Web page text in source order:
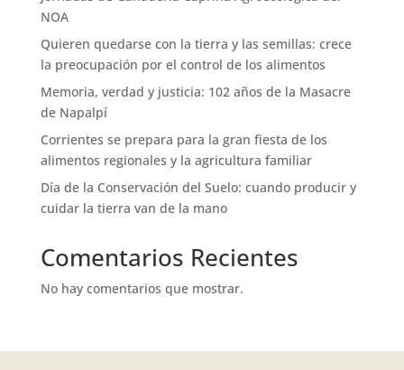
NOA
Quieren quedarse con la tierra y las semillas: crece
la preocupación por el control de los alimentos
Memoria, verdad y justicia: 102 años de la Masacre
de Napalpí
Corrientes se prepara para la gran fiesta de los
alimentos regionales y la agricultura familiar
Día de la Conservación del Suelo: cuando producir y
cuidar la tierra van de la mano
Comentarios Recientes
No hay comentarios que mostrar.